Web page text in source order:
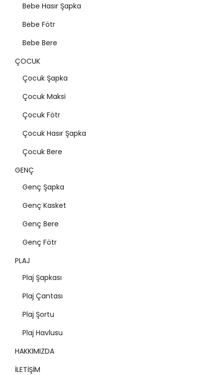
Bebe Hasır Şapka
Bebe Fötr
Bebe Bere
ÇOCUK
Çocuk Şapka
Çocuk Maksi
Çocuk Fötr
Çocuk Hasır Şapka
Çocuk Bere
GENÇ
Genç Şapka
Genç Kasket
Genç Bere
Genç Fötr
PLAJ
Plaj Şapkası
Plaj Çantası
Plaj Şortu
Plaj Havlusu
HAKKIMIZDA
İLETİŞİM